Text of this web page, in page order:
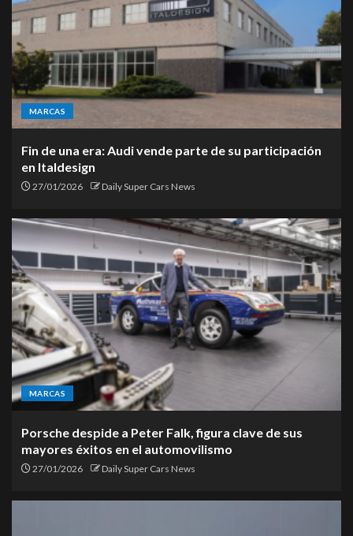
MARCAS
Fin de una era: Audi vende parte de su participación
en Italdesign
27/01/2026 Daily Super Cars News
MARCAS
Porsche despide a Peter Falk, figura clave de sus
mayores éxitos en el automovilismo
27/01/2026 Daily Super Cars News